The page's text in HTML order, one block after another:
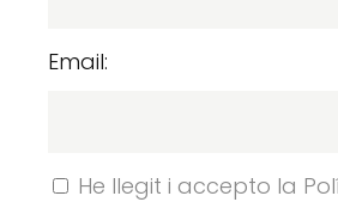
Email:
He llegit i accepto la